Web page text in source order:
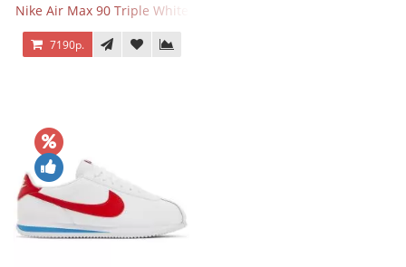
Nike Air Max 90 Triple White
7190р.